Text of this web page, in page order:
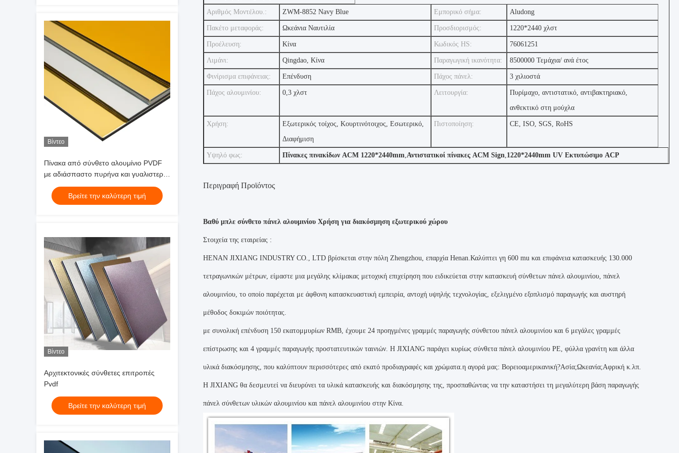
Βίντεο
Πίνακα από σύνθετο αλουμίνιο PVDF
με αδιάσπαστο πυρήνα και γυαλιστερή
επιφάνεια
Βρείτε την καλύτερη τιμή
Βίντεο
Αρχιτεκτονικές σύνθετες επιτροπές
Pvdf
Βρείτε την καλύτερη τιμή
Αριθμός Μοντέλου.: ZWM-8852 Navy Blue Εμπορικό σήμα: Aludong
Πακέτο μεταφοράς: Ωκεάνια Ναυτιλία Προσδιορισμός: 1220*2440 χλστ
Προέλευση: Κίνα Κωδικός HS: 76061251
Λιμάνι: Qingdao, Κίνα Παραγωγική ικανότητα: 8500000 Τεμάχια/ ανά έτος
Φινίρισμα επιφάνειας: Επένδυση Πάχος πάνελ: 3 χιλιοστά
Πάχος αλουμινίου: 0,3 χλστ Λειτουργία:
Πυρίμαχο, αντιστατικό, αντιβακτηριακό,
ανθεκτικό στη μούχλα
Χρήση:
Εξωτερικός τοίχος, Κουρτινότοιχος, Εσωτερικό,
Διαφήμιση
Πιστοποίηση: CE, ISO, SGS, RoHS
Υψηλό φως: Πίνακες πινακίδων ACM 1220*2440mm,Αντιστατικοί πίνακες ACM Sign,1220*2440mm UV Εκτυπώσιμο ACP
Περιγραφή Προϊόντος
Βαθύ μπλε σύνθετο πάνελ αλουμινίου Χρήση για διακόσμηση εξωτερικού χώρου
Στοιχεία της εταιρείας :
HENAN JIXIANG INDUSTRY CO., LTD βρίσκεται στην πόλη Zhengzhou, επαρχία Henan.Καλύπτει γη 600 mu και επιφάνεια κατασκευής 130.000
τετραγωνικών μέτρων, είμαστε μια μεγάλης κλίμακας μετοχική επιχείρηση που ειδικεύεται στην κατασκευή σύνθετων πάνελ αλουμινίου, πάνελ
αλουμινίου, το οποίο παρέχεται με άφθονη κατασκευαστική εμπειρία, αντοχή υψηλής τεχνολογίας, εξελιγμένο εξοπλισμό παραγωγής και αυστηρή
μέθοδος δοκιμών ποιότητας.
με συνολική επένδυση 150 εκατομμυρίων RMB, έχουμε 24 προηγμένες γραμμές παραγωγής σύνθετου πάνελ αλουμινίου και 6 μεγάλες γραμμές
επίστρωσης και 4 γραμμές παραγωγής προστατευτικών ταινιών. Η JIXIANG παράγει κυρίως σύνθετα πάνελ αλουμινίου PE, φύλλα γρανίτη και άλλα
υλικά διακόσμησης, που καλύπτουν περισσότερες από εκατό προδιαγραφές και χρώματα.η αγορά μας: Βορειοαμερικανική?Ασία;Ωκεανία;Αφρική κ.λπ.
Η JIXIANG θα δεσμευτεί να διευρύνει τα υλικά κατασκευής και διακόσμησης της, προσπαθώντας να την καταστήσει τη μεγαλύτερη βάση παραγωγής
πάνελ σύνθετων υλικών αλουμινίου και πάνελ αλουμινίου στην Κίνα.